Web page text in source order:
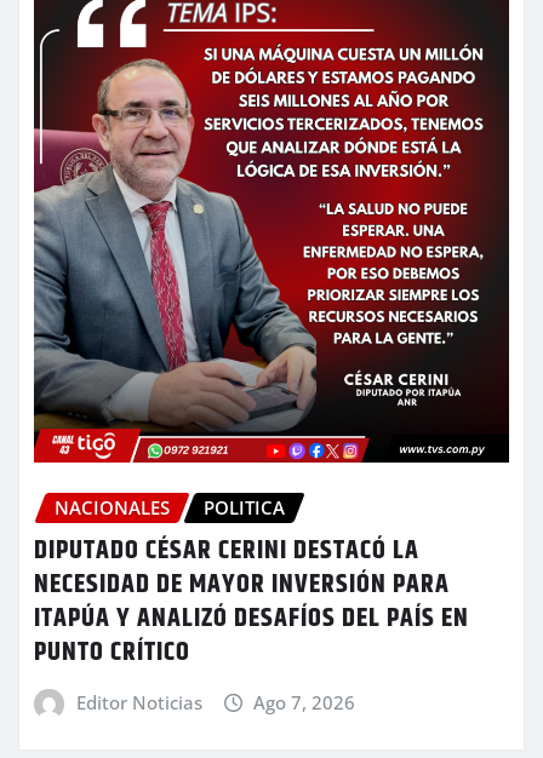
NACIONALES POLITICA
DIPUTADO CÉSAR CERINI DESTACÓ LA
NECESIDAD DE MAYOR INVERSIÓN PARA
ITAPÚA Y ANALIZÓ DESAFÍOS DEL PAÍS EN
PUNTO CRÍTICO
Editor Noticias Ago 7, 2026